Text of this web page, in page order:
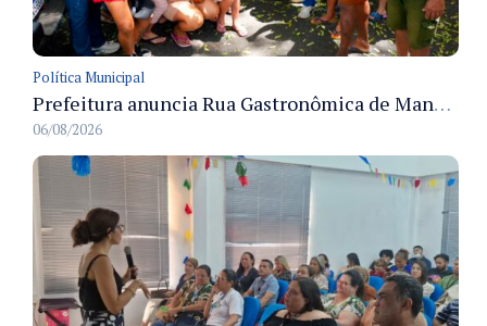
Política Municipal
Prefeitura anuncia Rua Gastronômica de Manaus e garante alternativas para 54 ambulantes cadastrados
06/08/2026